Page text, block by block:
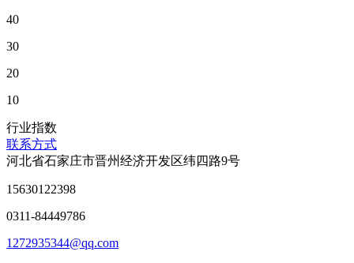
40
30
20
10
行业指数
联系方式
河北省石家庄市晋州经济开发区纬四路9号
15630122398
0311-84449786
1272935344@qq.com